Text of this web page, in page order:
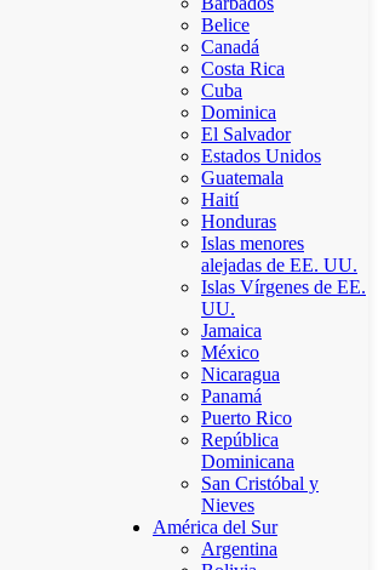
Belice
Canadá
Costa Rica
Cuba
Dominica
El Salvador
Estados Unidos
Guatemala
Haití
Honduras
Islas menores
alejadas de EE. UU.
Islas Vírgenes de EE.
UU.
Jamaica
México
Nicaragua
Panamá
Puerto Rico
República
Dominicana
San Cristóbal y
Nieves
América del Sur
Argentina